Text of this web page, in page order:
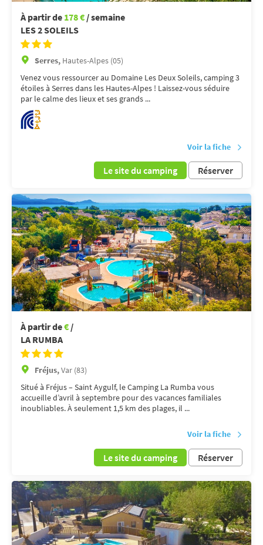
À partir de 178 € / semaine
LES 2 SOLEILS
Serres, Hautes-Alpes (05)
Venez vous ressourcer au Domaine Les Deux Soleils, camping 3
étoiles à Serres dans les Hautes-Alpes ! Laissez-vous séduire
par le calme des lieux et ses grands ...
Voir la fiche
Le site du camping Réserver
À partir de€ /
LA RUMBA
Fréjus,Var (83)
Situé à Fréjus – Saint Aygulf, le Camping La Rumba vous
accueille d’avril à septembre pour des vacances familiales
inoubliables. À seulement 1,5 km des plages, il ...
Voir la fiche
Le site du camping Réserver